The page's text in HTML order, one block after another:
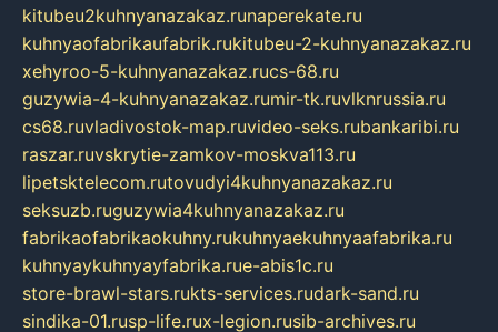
kitubeu2kuhnyanazakaz.runaperekate.ru
kuhnyaofabrikaufabrik.rukitubeu-2-kuhnyanazakaz.ru
xehyroo-5-kuhnyanazakaz.rucs-68.ru
guzywia-4-kuhnyanazakaz.rumir-tk.ruvlknrussia.ru
cs68.ruvladivostok-map.ruvideo-seks.rubankaribi.ru
raszar.ruvskrytie-zamkov-moskva113.ru
lipetsktelecom.rutovudyi4kuhnyanazakaz.ru
seksuzb.ruguzywia4kuhnyanazakaz.ru
fabrikaofabrikaokuhny.rukuhnyaekuhnyaafabrika.ru
kuhnyaykuhnyayfabrika.rue-abis1c.ru
store-brawl-stars.rukts-services.rudark-sand.ru
sindika-01.rusp-life.rux-legion.rusib-archives.ru